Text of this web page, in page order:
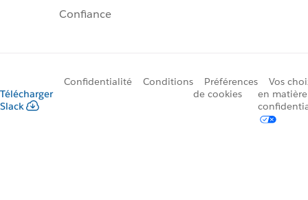
Confiance
Télécharger
Slack
Confidentialité Conditions
Préférences
de cookies
Vos
en